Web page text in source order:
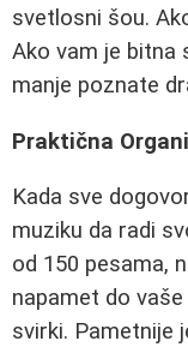
svetlosni šou.
Ako vam je bitna
manje poznate
Praktična
Kada sve
muziku da radi
od 150 pesama,
napamet do
svirki. Pametnije